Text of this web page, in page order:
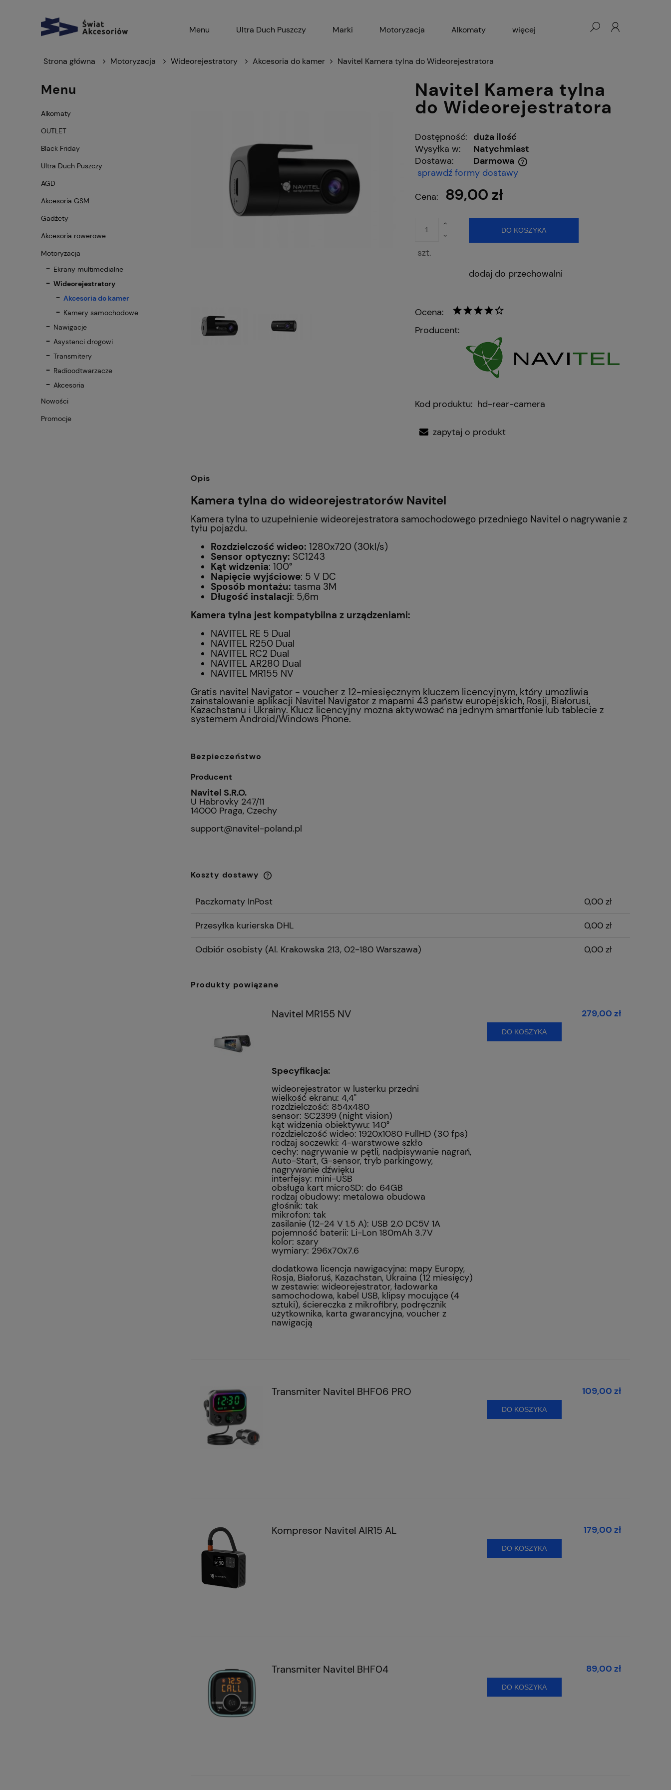
Menu Ultra Duch Puszczy Marki Motoryzacja Alkomaty więcej
Gadżety AGD Akcesoria GSM
Strona główna Motoryzacja Wideorejestratory Akcesoria do kamer Navitel Kamera tylna do Wideorejestratora
Menu
Alkomaty
OUTLET
Black Friday
Ultra Duch Puszczy
AGD
Akcesoria GSM
Gadżety
Akcesoria rowerowe
Motoryzacja
Ekrany multimedialne
Wideorejestratory
Akcesoria do kamer
Kamery samochodowe
Nawigacje
Asystenci drogowi
Transmitery
Radioodtwarzacze
Akcesoria
Nowości
Promocje
Navitel Kamera tylna
do Wideorejestratora
Dostępność: duża ilość
Wysyłka w:
Natychmiast
Dostawa:
Darmowa
płatności
sprawdź formy dostawy
Cena:
89,00 zł
szt.
DO KOSZYKA
dodaj do przechowalni
Ocena:
Producent:
Kod produktu: hd-rear-camera
zapytaj o produkt
Opis
Kamera tylna do wideorejestratorów Navitel
Kamera tylna to uzupełnienie wideorejestratora samochodowego przedniego Navitel o nagrywanie z
tyłu pojazdu.
Rozdzielczość wideo: 1280x720 (30kl/s)
Sensor optyczny: SC1243
Kąt widzenia: 100°
Napięcie wyjściowe: 5 V DC
Sposób montażu: tasma 3M
Długość instalacji: 5,6m
Kamera tylna jest kompatybilna z urządzeniami:
NAVITEL RE 5 Dual
NAVITEL R250 Dual
NAVITEL RC2 Dual
NAVITEL AR280 Dual
NAVITEL MR155 NV
Gratis navitel Navigator - voucher z 12-miesięcznym kluczem licencyjnym, który umożliwia
zainstalowanie aplikacji Navitel Navigator z mapami 43 państw europejskich, Rosji, Białorusi,
Kazachstanu i Ukrainy. Klucz licencyjny można aktywować na jednym smartfonie lub tablecie z
systemem Android/Windows Phone.
Bezpieczeństwo
Producent
Navitel S.R.O.
U Habrovky 247/11
14000 Praga, Czechy
support@navitel-poland.pl
Koszty dostawy
Cena nie zawiera ewentualnych
Paczkomaty InPost
0,00 zł
Przesyłka kurierska DHL
0,00 zł
Odbiór osobisty (Al. Krakowska 213, 02-180 Warszawa) 0,00 zł
Produkty powiązane
Navitel MR155 NV
Specyfikacja:
wideorejestrator w lusterku przedni
wielkość ekranu: 4,4"
rozdzielczość: 854х480
sensor: SC2399 (night vision)
kąt widzenia obiektywu: 140°
rozdzielczość wideo: 1920х1080 FullHD (30 fps)
rodzaj soczewki: 4-warstwowe szkło
cechy: nagrywanie w pętli, nadpisywanie nagrań,
Auto-Start, G-sensor, tryb parkingowy,
nagrywanie dźwięku
interfejsy: mini-USB
obsługa kart microSD: do 64GB
rodzaj obudowy: metalowa obudowa
głośnik: tak
mikrofon: tak
zasilanie (12-24 V 1.5 A): USB 2.0 DC5V 1A
pojemność baterii: Li-Lon 180mAh 3.7V
kolor: szary
wymiary: 296х70х7.6
dodatkowa licencja nawigacyjna: mapy Europy,
Rosja, Białoruś, Kazachstan, Ukraina (12 miesięcy)
w zestawie: wideorejestrator, ładowarka
samochodowa, kabel USB, klipsy mocujące (4
sztuki), ściereczka z mikrofibry, podręcznik
użytkownika, karta gwarancyjna, voucher z
nawigacją
279,00 zł
DO KOSZYKA
Transmiter Navitel BHF06 PRO 109,00 zł
DO KOSZYKA
Kompresor Navitel AIR15 AL 179,00 zł
DO KOSZYKA
Transmiter Navitel BHF04 89,00 zł
DO KOSZYKA